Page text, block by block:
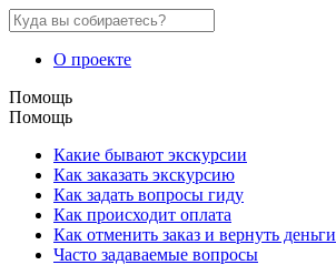
О проекте
Помощь
Помощь
Какие бывают экскурсии
Как заказать экскурсию
Как задать вопросы гиду
Как происходит оплата
Как отменить заказ и вернуть деньги
Часто задаваемые вопросы